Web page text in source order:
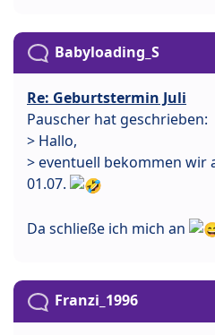
Babyloading_S
Re: Geburtstermin Juli
Pauscher hat geschrieben:
> Hallo,
> eventuell bekommen wir
01.07.
Da schließe ich mich an
Franzi_1996